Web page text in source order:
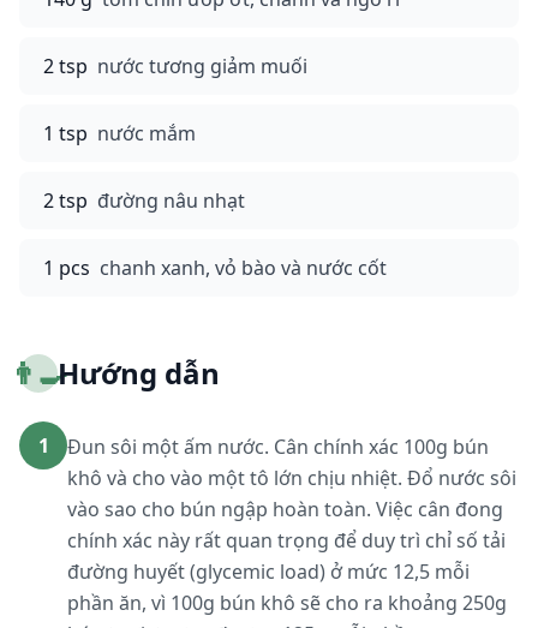
2 tsp nước tương giảm muối
1 tsp nước mắm
2 tsp đường nâu nhạt
1 pcs chanh xanh, vỏ bào và nước cốt
👨‍🍳Hướng dẫn
1
Đun sôi một ấm nước. Cân chính xác 100g bún
khô và cho vào một tô lớn chịu nhiệt. Đổ nước sôi
vào sao cho bún ngập hoàn toàn. Việc cân đong
chính xác này rất quan trọng để duy trì chỉ số tải
đường huyết (glycemic load) ở mức 12,5 mỗi
phần ăn, vì 100g bún khô sẽ cho ra khoảng 250g